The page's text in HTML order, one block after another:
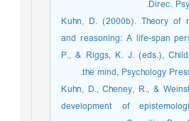
Direc.
Kuhn, D. (2000b). Theory of
and reasoning: A life-span
P., & Riggs, K. J. (eds.),
the mind, Psychology
Kuhn, D., Cheney, R., &
development of